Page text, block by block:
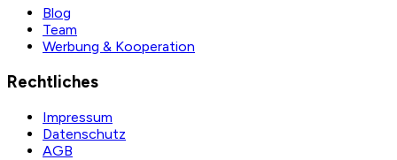
Blog
Team
Werbung & Kooperation
Rechtliches
Impressum
Datenschutz
AGB